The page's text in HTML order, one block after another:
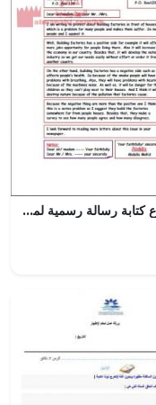
موضوع كتابة رسالة رسمية لمجلة نموذج ثان (إنج 201)